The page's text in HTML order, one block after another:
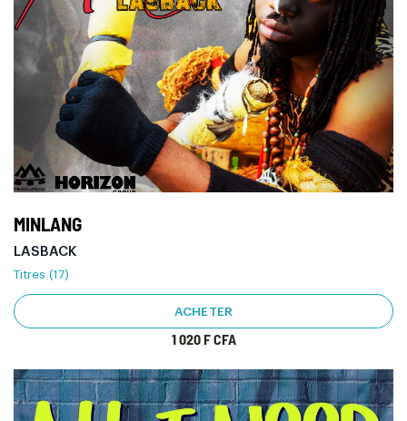
MINLANG
LASBACK
Titres (17)
ACHETER
1 020 F CFA